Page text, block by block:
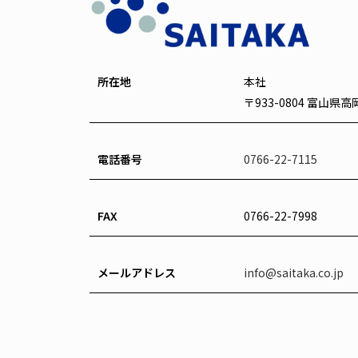
所在地
本社
〒933-0804 富山県高
電話番号 0766-22-7115
FAX 0766-22-7998
メールアドレス info@saitaka.co.jp